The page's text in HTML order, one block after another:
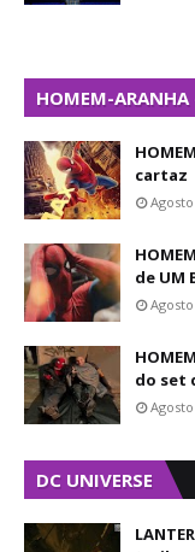
HOMEM-
cartaz
de UM
do set
DC UNIVERSE